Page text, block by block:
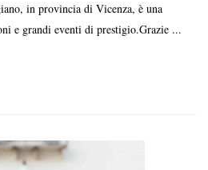
in provincia di Vicenza, è una
e grandi eventi di prestigio.Grazie ...